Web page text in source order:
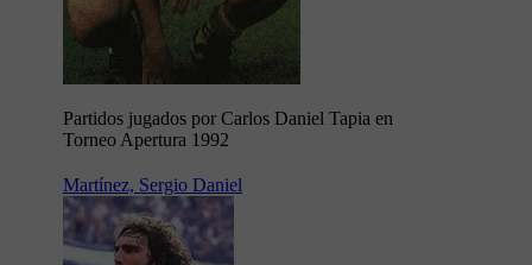
Partidos jugados por Carlos Daniel Tapia en
Torneo Apertura 1992
Martínez, Sergio Daniel